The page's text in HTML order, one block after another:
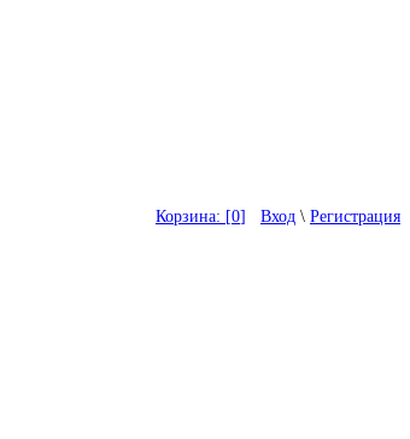
Корзина: [0] Вход \ Регистрация